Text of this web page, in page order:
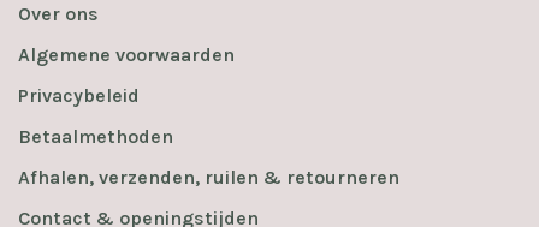
Over ons
Algemene voorwaarden
Privacybeleid
Betaalmethoden
Afhalen, verzenden, ruilen & retourneren
Contact & openingstijden